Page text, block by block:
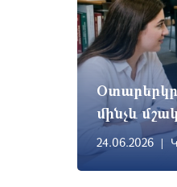
մինչև
24.06.2026